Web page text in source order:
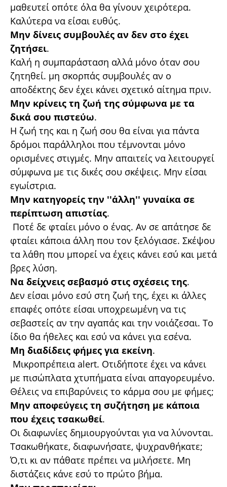
μαθευτεί οπότε όλα θα γίνουν χειρότερα.
Καλύτερα να είσαι ευθύς.
Μην δίνεις συμβουλές αν δεν στο έχει
ζητήσει.
Καλή η συμπαράσταση αλλά μόνο όταν σου
ζητηθεί. μη σκορπάς συμβουλές αν ο
αποδέκτης δεν έχει κάνει σχετικό αίτημα πριν.
Μην κρίνεις τη ζωή της σύμφωνα με τα
δικά σου πιστεύω.
Η ζωή της και η ζωή σου θα είναι για πάντα
δρόμοι παράλληλοι που τέμνονται μόνο
ορισμένες στιγμές. Μην απαιτείς να λειτουργεί
σύμφωνα με τις δικές σου σκέψεις. Μην είσαι
εγωίστρια.
Μην κατηγορείς την ''άλλη'' γυναίκα σε
περίπτωση απιστίας.
Ποτέ δε φταίει μόνο ο ένας. Αν σε απάτησε δε
φταίει κάποια άλλη που τον ξελόγιασε. Σκέψου
τα λάθη που μπορεί να έχεις κάνει εσύ και μετά
βρες λύση.
Να δείχνεις σεβασμό στις σχέσεις της.
Δεν είσαι μόνο εσύ στη ζωή της, έχει κι άλλες
επαφές οπότε είσαι υποχρεωμένη να τις
σεβαστείς αν την αγαπάς και την νοιάζεσαι. Το
ίδιο θα ήθελες και εσύ να κάνει για εσένα.
Μη διαδίδεις φήμες για εκείνη.
Μικροπρέπεια alert. Οτιδήποτε έχει να κάνει
με πισώπλατα χτυπήματα είναι απαγορευμένο.
Θέλεις να επιβαρύνεις το κάρμα σου με φήμες;
Μην αποφεύγεις τη συζήτηση με κάποια
που έχεις τσακωθεί.
Οι διαφωνίες δημιουργούνται για να λύνονται.
Τσακωθήκατε, διαφωνήσατε, ψυχρανθήκατε;
Ό,τι κι αν πάθατε πρέπει να μιλήσετε. Μη
διστάζεις κάνε εσύ το πρώτο βήμα.